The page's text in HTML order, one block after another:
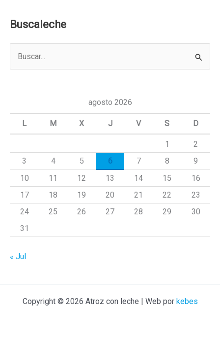
Buscaleche
a
agosto 2026
L M X J V S D
1
2
3
4 5 6 7 8
9
10
11 12 13 14 15
16
17
18 19 20 21 22
23
24
25 26 27 28 29
30
31
« Jul
Copyright © 2026 Atroz con leche | Web por kebes